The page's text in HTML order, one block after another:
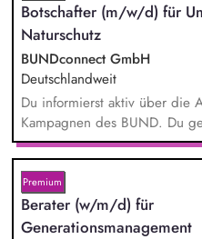
Botschafter (m/w/d) für
Naturschutz
BUNDconnect GmbH
Deutschlandweit
Du informierst aktiv über die
Kampagnen des BUND. Du
stärkst damit langfristig den
beantwortest Fragen zu
bestem Wissen und
und Aktionen, beispielsweise
Unterschriften für Petitionen.
Premium
Berater (w/m/d) für
Generationsmanagement